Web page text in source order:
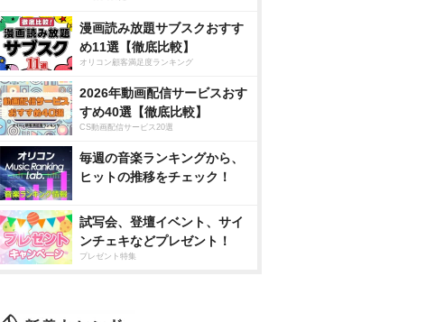
漫画読み放題サブスクおすす
め11選【徹底比較】
オリコン顧客満足度ランキング
2026年動画配信サービスおす
すめ40選【徹底比較】
CS動画配信サービス20選
毎週の音楽ランキングから、
ヒットの推移をチェック！
試写会、登壇イベント、サイ
ンチェキなどプレゼント！
プレゼント特集